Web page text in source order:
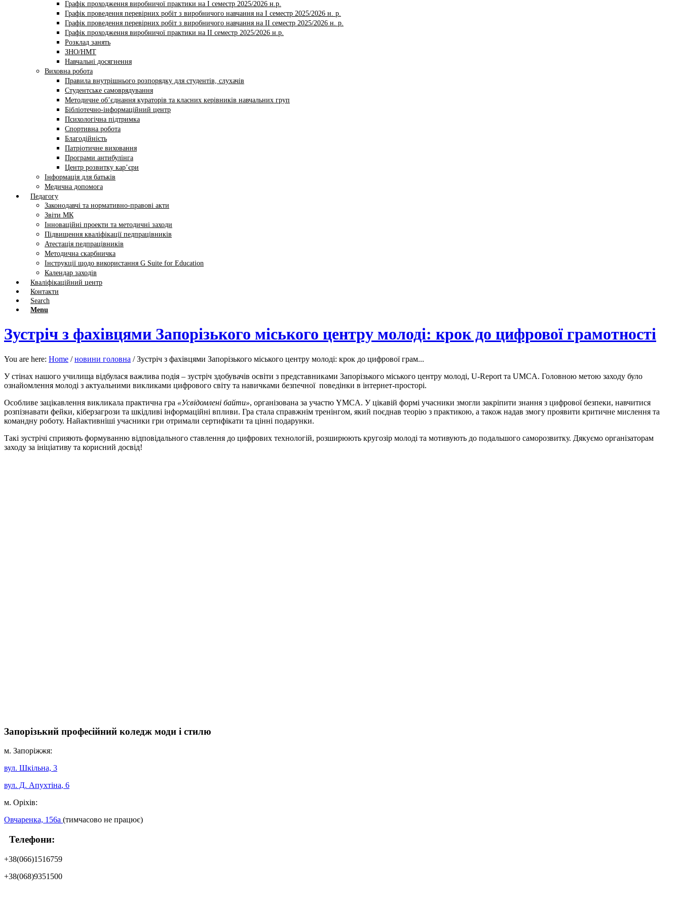
Графік проходження виробничої практики на І семестр 2025/2026 н.р.
Графік проведення перевірних робіт з виробничого навчання на І семестр 2025/2026 н. р.
Графік проведення перевірних робіт з виробничого навчання на ІI семестр 2025/2026 н. р.
Графік проходження виробничої практики на II семестр 2025/2026 н.р.
Розклад занять
ЗНО/НМТ
Навчальні досягнення
Виховна робота
Правила внутрішнього розпорядку для студентів, слухачів
Студентське самоврядування
Методичне об’єднання кураторів та класних керівників навчальних груп
Бібліотечно-інформаційний центр
Психологічна підтримка
Спортивна робота
Благодійність
Патріотичне виховання
Програми антибулінга
Центр розвитку кар’єри
Інформація для батьків
Медична допомога
Педагогу
Законодавчі та нормативно-правові акти
Звіти МК
Інноваційні проекти та методичні заходи
Підвищення кваліфікації педпрацівників
Атестація педпрацівників
Методична скарбничка
Інструкції щодо використання G Suite for Education
Календар заходів
Кваліфікаційний центр
Контакти
Search
Menu
Зустріч з фахівцями Запорізького міського центру молоді: крок до цифрової грамотності
You are here: Home / новини головна / Зустріч з фахівцями Запорізького міського центру молоді: крок до цифрової грам...
У стінах нашого училища відбулася важлива подія – зустріч здобувачів освіти з представниками Запорізького міського центру молоді, U-Report та UMCA. Головною метою заходу було
ознайомлення молоді з актуальними викликами цифрового світу та навичками безпечної поведінки в інтернет-просторі.
Особливе зацікавлення викликала практична гра «Усвідомлені байти», організована за участю YMCA. У цікавій формі учасники змогли закріпити знання з цифрової безпеки, навчитися
розпізнавати фейки, кіберзагрози та шкідливі інформаційні впливи. Гра стала справжнім тренінгом, який поєднав теорію з практикою, а також надав змогу проявити критичне мислення та
командну роботу. Найактивніші учасники гри отримали сертифікати та цінні подарунки.
Такі зустрічі сприяють формуванню відповідального ставлення до цифрових технологій, розширюють кругозір молоді та мотивують до подальшого саморозвитку. Дякуємо організаторам
заходу за ініціативу та корисний досвід!
Запорізький професійний коледж моди і стилю
м. Запоріжжя:
вул. Шкільна, 3
вул. Д. Апухтіна, 6
м. Оріхів:
Овчаренка, 156а (тимчасово не працює)
Телефони:
+38(066)1516759
+38(068)9351500